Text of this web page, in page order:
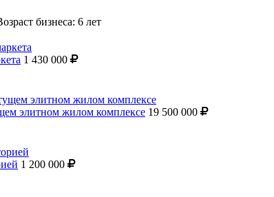
бизнеса: 6 лет
1 430 000
элитном жилом комплексе 19 500 000
1 200 000